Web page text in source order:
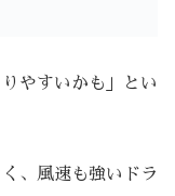
やすいかも」とい
、風速も強いドラ